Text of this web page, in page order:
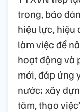
trong, bảo
hiệu lực, hiệu
làm việc để
hoạt động và
mới, đáp ứng
nước; xây
tâm, thạo